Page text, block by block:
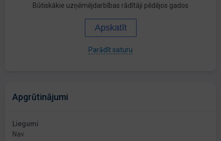
Būtiskākie uzņēmējdarbības rādītāji pēdējos gados
Apskatīt
Parādīt saturu
Apgrūtinājumi
Liegumi
Nav